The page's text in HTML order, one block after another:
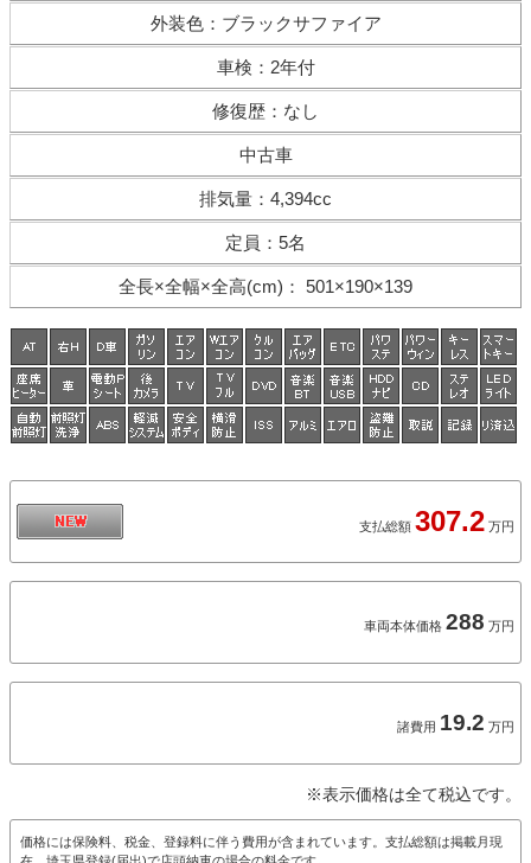
外装色： ブラックサファイア
車検 ： 2年付
修復歴 ： なし
中古車
排気量 ： 4,394cc
定員 ： 5名
全長×全幅×全高(cm) ： 501×190×139
支払総額 307.2 万円
車両本体価格 288 万円
諸費用 19.2 万円
※表示価格は全て税込です。
価格には保険料、税金、登録料に伴う費用が含まれています。支払総額は掲載月現